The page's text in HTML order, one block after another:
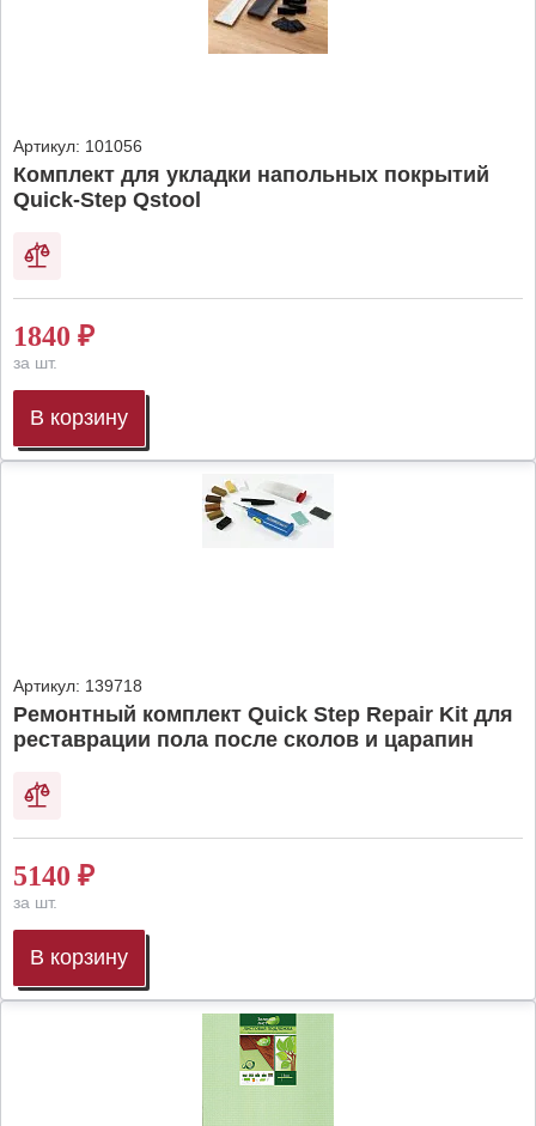
Артикул: 101056
Комплект для укладки напольных покрытий
Quick-Step Qstool
1840 ₽
за шт.
В корзину
Артикул: 139718
Ремонтный комплект Quick Step Repair Kit для
реставрации пола после сколов и царапин
5140 ₽
за шт.
В корзину